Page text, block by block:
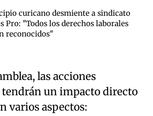
curicano desmiente a sindicato
Pro: "Todos los derechos laborales
reconocidos"
las acciones
tendrán un impacto directo
varios aspectos: